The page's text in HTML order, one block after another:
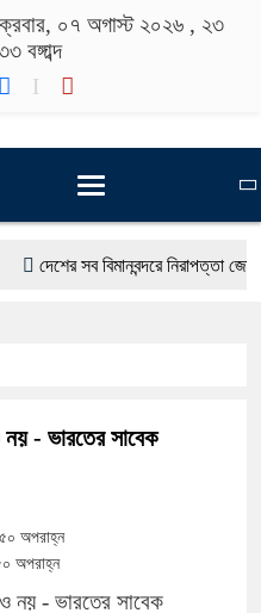
০৭ অগাস্ট ২০২৬ , ২৩
বঙ্গাব্দ
দেশের সব বিমানবন্দরে নিরাপত্তা
নিষেধাজ্ঞা
- ভারতের সাবেক
অপরাহ্ন
অপরাহ্ন